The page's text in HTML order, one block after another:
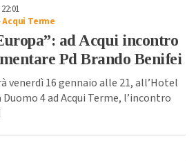
Acqui Terme
ad Acqui incontro
Pd Brando Benifei
venerdì 16 gennaio alle 21, all’Hotel
4 ad Acqui Terme, l’incontro